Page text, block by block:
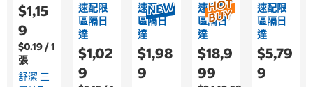
$1,15
9
$0.19 / 1
張
舒潔 三
速配限
區隔日
達
$1,02
9
速配限
區隔日
達
$1,98
9
速配限
區隔日
達
$18,9
99
速配限
區隔日
達
$5,79
9